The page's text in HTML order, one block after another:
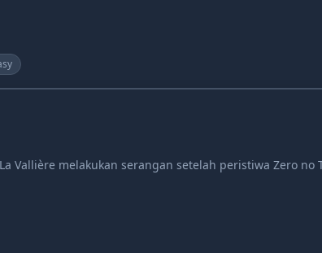
Vallière melakukan serangan setelah peristiwa Zero no